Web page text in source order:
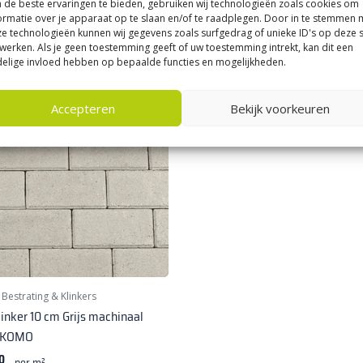
de beste ervaringen te bieden, gebruiken wij technologieën zoals cookies om
over je apparaat op te slaan en/of te raadplegen. Door in te stemmen
technologieën kunnen wij gegevens zoals surfgedrag of unieke ID's op deze
Als je geen toestemming geeft of uw toestemming intrekt, kan dit een
invloed hebben op bepaalde functies en mogelijkheden.
Accepteren Bekijk voorkeuren
Bestrating & Klinkers
10 cm Grijs machinaal